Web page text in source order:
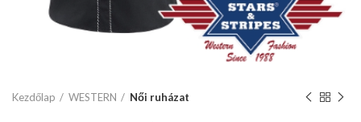
Kezdőlap WESTERN Női ruházat